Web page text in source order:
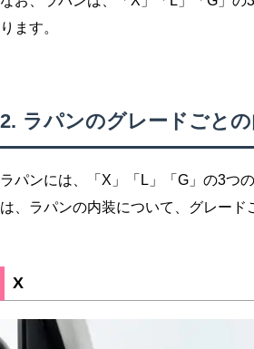
ります。
ラパンのグレードごと
ラパンには、「X」「L」「G」の3つ
は、ラパンの内装について、グレード
X